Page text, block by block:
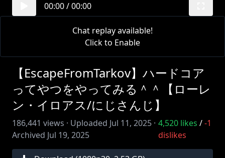
00:00/00:00
Chat replay available!
Click to Enable
【EscapeFromTarkov】ハードコア
ってやつをやってみる＾＾【ローレ
ン・イロアス/にじさんじ】
186,441 views · Uploaded Jul 11, 2025 ·
Archived Jul 19, 2025
4,520 likes /-1
dislikes